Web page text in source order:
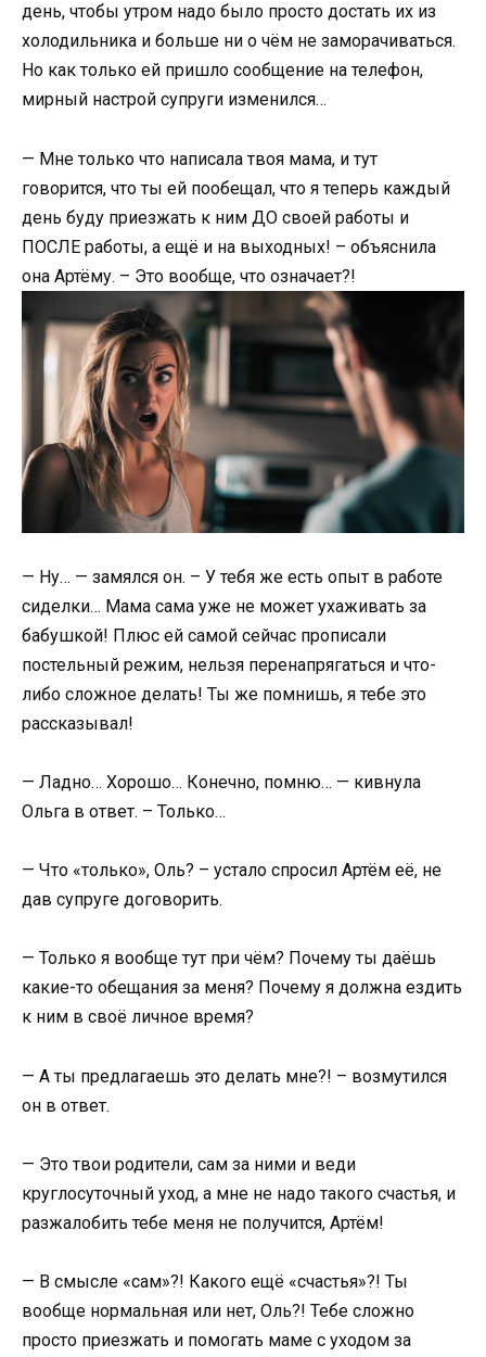
день, чтобы утром надо было просто достать их из
холодильника и больше ни о чём не заморачиваться.
Но как только ей пришло сообщение на телефон,
мирный настрой супруги изменился…
— Мне только что написала твоя мама, и тут
говорится, что ты ей пообещал, что я теперь каждый
день буду приезжать к ним ДО своей работы и
ПОСЛЕ работы, а ещё и на выходных! – объяснила
она Артёму. – Это вообще, что означает?!
— Ну… — замялся он. – У тебя же есть опыт в работе
сиделки… Мама сама уже не может ухаживать за
бабушкой! Плюс ей самой сейчас прописали
постельный режим, нельзя перенапрягаться и что-
либо сложное делать! Ты же помнишь, я тебе это
рассказывал!
— Ладно… Хорошо… Конечно, помню… — кивнула
Ольга в ответ. – Только…
— Что «только», Оль? – устало спросил Артём её, не
дав супруге договорить.
— Только я вообще тут при чём? Почему ты даёшь
какие-то обещания за меня? Почему я должна ездить
к ним в своё личное время?
— А ты предлагаешь это делать мне?! – возмутился
он в ответ.
— Это твои родители, сам за ними и веди
круглосуточный уход, а мне не надо такого счастья, и
разжалобить тебе меня не получится, Артём!
— В смысле «сам»?! Какого ещё «счастья»?! Ты
вообще нормальная или нет, Оль?! Тебе сложно
просто приезжать и помогать маме с уходом за